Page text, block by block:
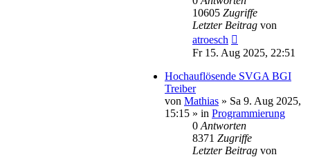
10605 Zugriffe
Letzter Beitrag von
atroesch
Fr 15. Aug 2025, 22:51
Hochauflösende SVGA BGI
Treiber
von Mathias » Sa 9. Aug 2025,
15:15 » in Programmierung
0 Antworten
8371 Zugriffe
Letzter Beitrag von